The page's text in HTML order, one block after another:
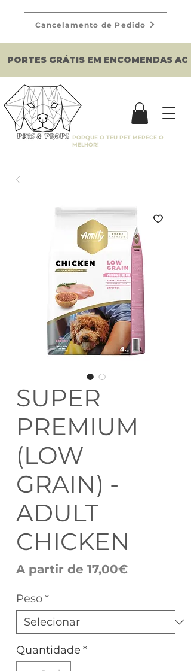
PORQUE O TEU PET MERECE O
MELHOR!
PORTES GRÁTIS EM ENCOMENDAS
Cancelamento de Pedido
SUPER
PREMIUM
(LOW
GRAIN) -
ADULT
CHICKEN
A partir de 17,00€Preço
Peso*
Quantidade *